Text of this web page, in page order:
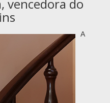
vencedora do
A